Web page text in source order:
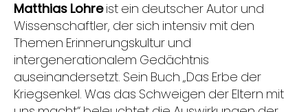
Matthias Lohreist ein deutscher Autor und
Wissenschaftler, der sich intensiv mit den
Themen Erinnerungskultur und
intergenerationalem Gedächtnis
auseinandersetzt. Sein Buch „Das Erbe der
Kriegsenkel. Was das Schweigen der Eltern mit